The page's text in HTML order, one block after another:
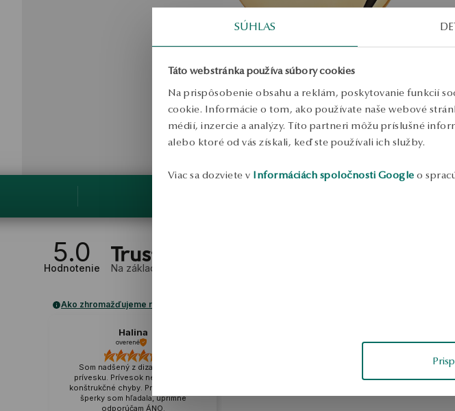
SÚHLAS
Táto webstránka používa súbory cookies
Na prispôsobenie obsahu a reklám, poskytovanie funkcií
cookie. Informácie o tom, ako používate naše webové
médií, inzercie a analýzy. Títo partneri môžu príslušné
alebo ktoré od vás získali, keď ste používali ich služby.
Viac sa dozviete v Informáciách spoločnosti Google o
5.0
Hodnotenie Na základe
Ako zhromažďujeme recenzie?
Halina
overené
Som nadšený z dizajnu tohto
prívesku. Prívesok nemá žiadne
konštrukčné chyby. Presne takéto
šperky som hľadala, úprimne
odporúčam ÁNO.